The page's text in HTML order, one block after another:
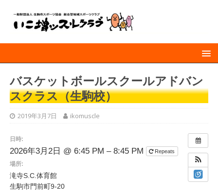
バスケットボールスクールアドバン
スクラス（生駒校）
2019年3月7日 ikomuscle
日時:
2026年3月2日 @ 6:45 PM – 8:45 PM Repeats
場所:
滝寺S.C.体育館
生駒市門前町9-20